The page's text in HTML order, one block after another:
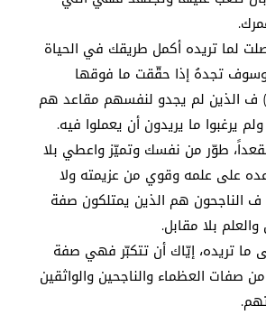
لما تريده أكمل طريقك في الحياة
تجدهُ إذا حقّقت ما فوقها
ف الذين لم يجدو لنفسهم مقاعد هم
يرغبوا ما يريدون أن يعملوا فيه.
طوّر من نفسك وتميّز واعطي بلا
على علمه وقوي من عزيمته ولا
الناجحون هم الذين يمتلكون صفة
بلا مقابل.
ما تريده، إيّاك أن تتكبّر فهي صفة
صفات العظماء والناجحين والواثقين